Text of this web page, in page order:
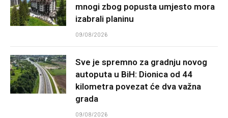
mnogi zbog popusta umjesto mora
izabrali planinu
09/08/2026
Sve je spremno za gradnju novog
autoputa u BiH: Dionica od 44
kilometra povezat će dva važna
grada
09/08/2026